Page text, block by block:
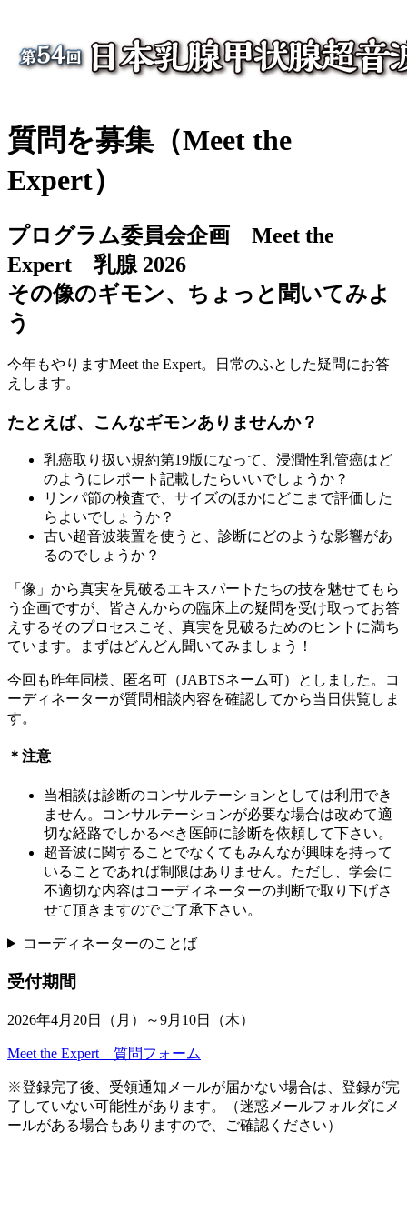
質問を募集（Meet the
Expert）
プログラム委員会企画 Meet the
Expert 乳腺 2026
その像のギモン、ちょっと聞いてみよ
う
今年もやりますMeet the Expert。日常のふとした疑問にお答
えします。
たとえば、こんなギモンありませんか？
乳癌取り扱い規約第19版になって、浸潤性乳管癌はど
のようにレポート記載したらいいでしょうか？
リンパ節の検査で、サイズのほかにどこまで評価した
らよいでしょうか？
古い超音波装置を使うと、診断にどのような影響があ
るのでしょうか？
「像」から真実を見破るエキスパートたちの技を魅せてもら
う企画ですが、皆さんからの臨床上の疑問を受け取ってお答
えするそのプロセスこそ、真実を見破るためのヒントに満ち
ています。まずはどんどん聞いてみましょう！
今回も昨年同様、匿名可（JABTSネーム可）としました。コ
ーディネーターが質問相談内容を確認してから当日供覧しま
す。
＊注意
当相談は診断のコンサルテーションとしては利用でき
ません。コンサルテーションが必要な場合は改めて適
切な経路でしかるべき医師に診断を依頼して下さい。
超音波に関することでなくてもみんなが興味を持って
いることであれば制限はありません。ただし、学会に
不適切な内容はコーディネーターの判断で取り下げさ
せて頂きますのでご了承下さい。
コーディネーターのことば
受付期間
2026年4月20日（月）～9月10日（木）
Meet the Expert 質問フォーム
※登録完了後、受領通知メールが届かない場合は、登録が完
了していない可能性があります。（迷惑メールフォルダにメ
ールがある場合もありますので、ご確認ください）